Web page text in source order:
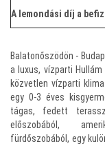
A lemondási díj a
Balatonőszödön -
a luxus, vízparti
közvetlen vízparti
egy 0-3 éves
tágas, fedett
előszobából,
fürdőszobából, egy